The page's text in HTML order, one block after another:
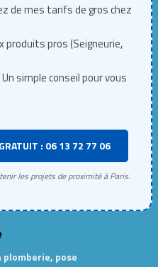
de mes tarifs de gros chez
produits pros (Seigneurie,
Un simple conseil pour vous
: 06 13 72 77 06
les projets de proximité à Paris.
pose